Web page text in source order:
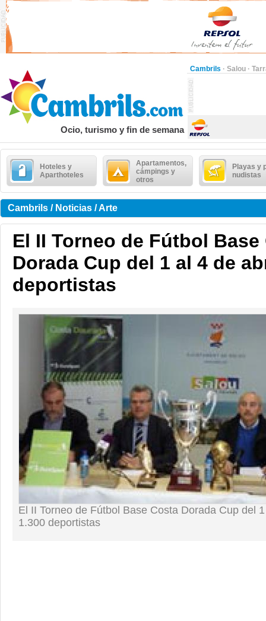
Cambrils · Salou ·
Ocio, turismo y fin de semana
Hoteles y
Aparthoteles
Apartamentos,
cámpings y
otros
Playas y
nudistas
Cambrils / Noticias / Arte
El II Torneo de Fútbol Base
Dorada Cup del 1 al 4 de
deportistas
El II Torneo de Fútbol Base Costa Dorada Cup del
1.300 deportistas